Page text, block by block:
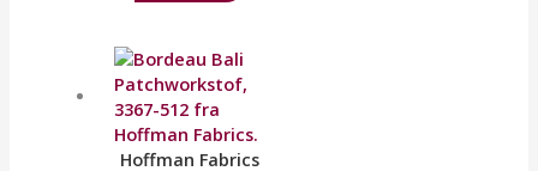
Hoffman Fabrics